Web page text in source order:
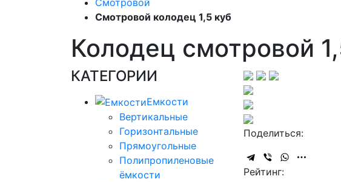
Смотровой колодец 1,5 куб
Колодец смотровой
КАТЕГОРИИ
Емкости
Вертикальные
Горизонтальные
Прямоугольные
Полипропиленовые
ёмкости
Поделиться:
Рейтинг: